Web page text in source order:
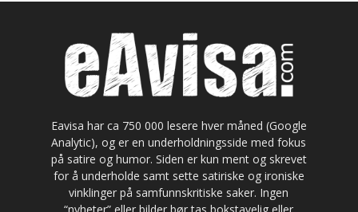
Eavisa har ca 750 000 lesere hver måned (Google
Analytic), og er en underholdningsside med fokus
på satire og humor. Siden er kun ment og skrevet
for å underholde samt sette satiriske og ironiske
vinklinger på samfunnskritiske saker. Ingen